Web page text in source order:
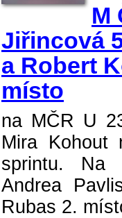
M
Jiřincová
a Robert
místo
na MČR U
Mira Kohout
sprintu. Na
Andrea
Rubas 2.